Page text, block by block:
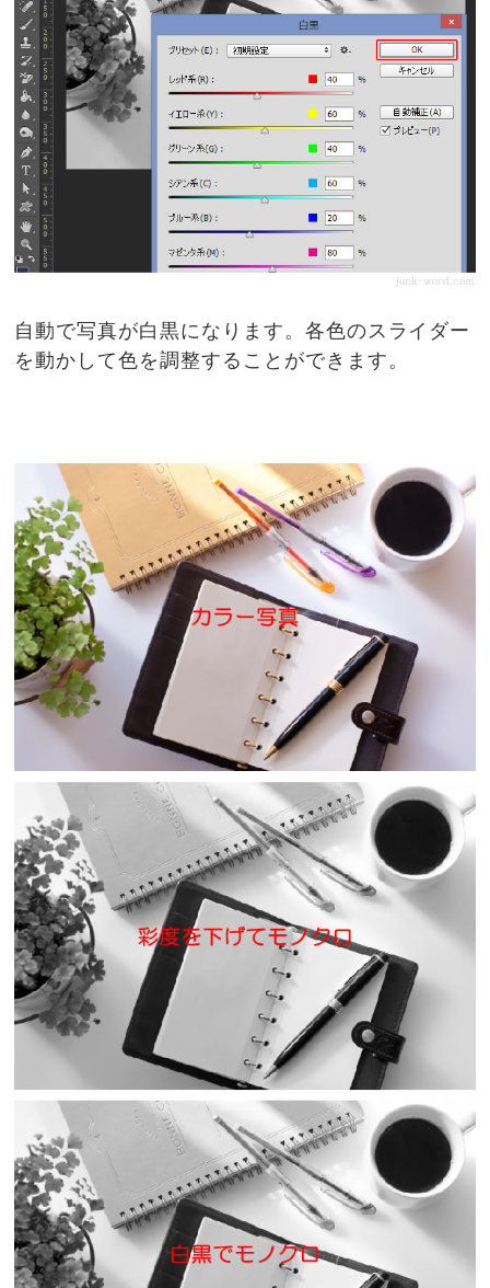
自動で写真が白黒になります。各色のスライダー
を動かして色を調整することができます。